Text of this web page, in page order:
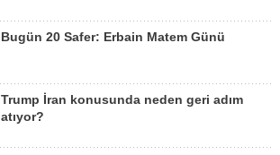
Bugün 20 Safer: Erbain Matem Günü
Trump İran konusunda neden geri adım
atıyor?